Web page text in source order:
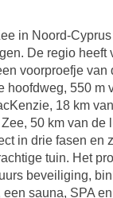
in Noord-
De regio
voorproefje
550
18 km
50 km van
in drie fasen
tuin. Het
beveiliging,
sauna, SPA